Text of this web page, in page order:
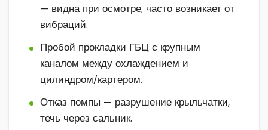
— видна при осмотре, часто возникает от
вибраций.
Пробой прокладки ГБЦ с крупным
каналом между охлаждением и
цилиндром/картером.
Отказ помпы — разрушение крыльчатки,
течь через сальник.